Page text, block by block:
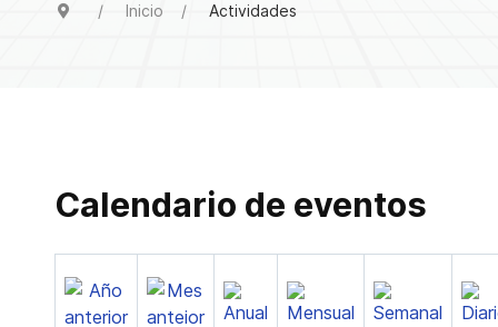
Inicio Actividades
Calendario de eventos